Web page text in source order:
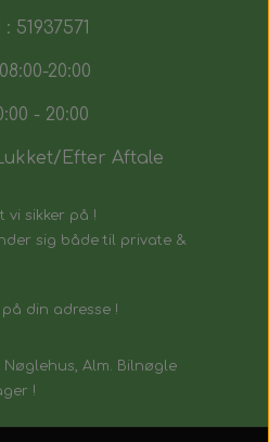
51937571
20:00
- 20:00
Efter Aftale
vi sikker på !
sig både til private &
din adresse !
Nøglehus, Alm. Bilnøgle
!